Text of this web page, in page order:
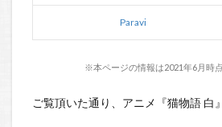
Paravi
※本ページの情報は2021年6月時点
ご覧頂いた通り、アニメ『猫物語 白